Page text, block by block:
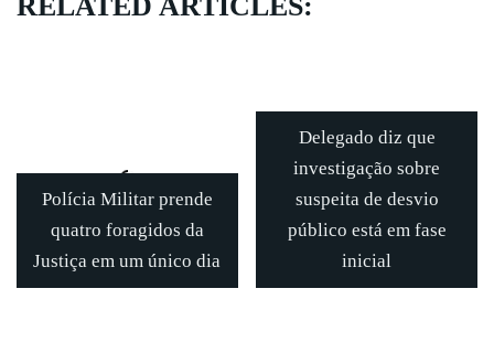
Polícia Militar prende
quatro foragidos da
Justiça em um único dia
Delegado diz que
investigação sobre
suspeita de desvio
público está em fase
inicial